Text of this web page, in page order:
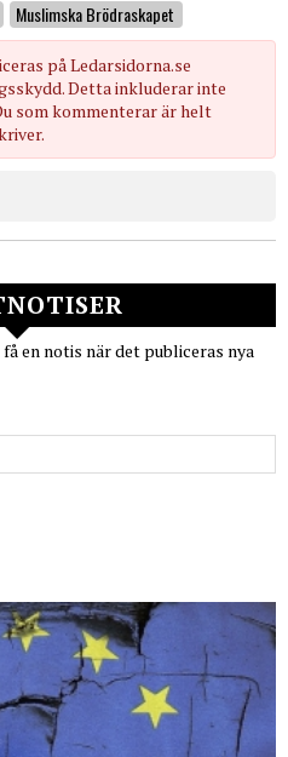
Muslimska Brödraskapet
på Ledarsidorna.se
Detta inkluderar inte
som kommenterar är helt
en notis när det publiceras nya